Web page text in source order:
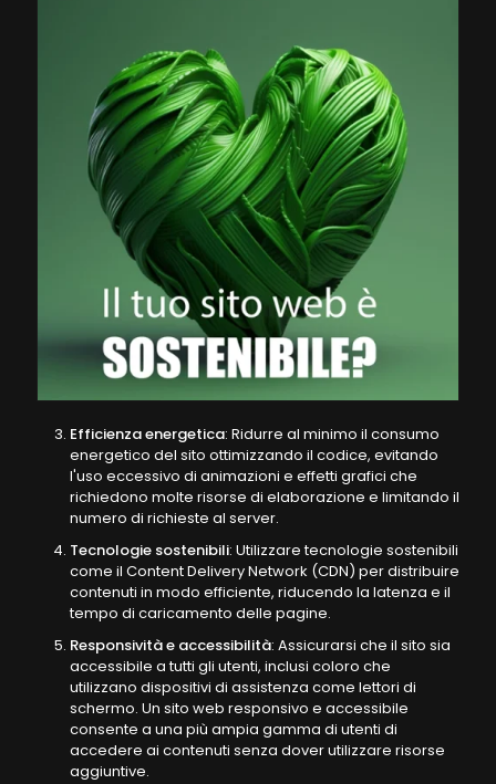
Efficienza energetica: Ridurre al minimo il consumo
energetico del sito ottimizzando il codice, evitando
l'uso eccessivo di animazioni e effetti grafici che
richiedono molte risorse di elaborazione e limitando il
numero di richieste al server.
Tecnologie sostenibili: Utilizzare tecnologie sostenibili
come il Content Delivery Network (CDN) per distribuire
contenuti in modo efficiente, riducendo la latenza e il
tempo di caricamento delle pagine.
Responsività e accessibilità: Assicurarsi che il sito sia
accessibile a tutti gli utenti, inclusi coloro che
utilizzano dispositivi di assistenza come lettori di
schermo. Un sito web responsivo e accessibile
consente a una più ampia gamma di utenti di
accedere ai contenuti senza dover utilizzare risorse
aggiuntive.